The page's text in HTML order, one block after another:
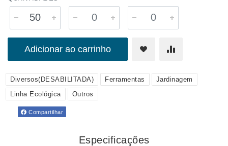
Adicionar ao carrinho
Diversos(DESABILITADA) Ferramentas
Jardinagem
Linha Ecológica
Outros
Compartilhar
Especificações